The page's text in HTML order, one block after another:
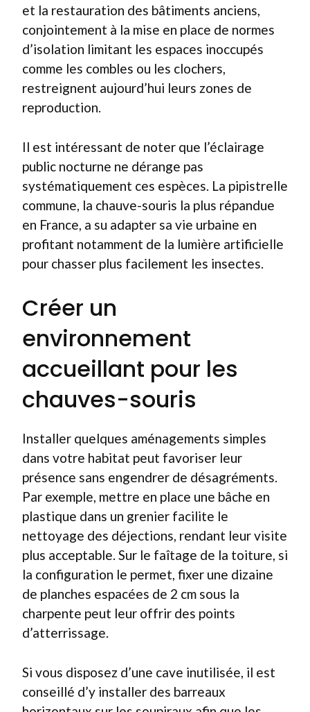
et la restauration des bâtiments anciens,
conjointement à la mise en place de normes
d’isolation limitant les espaces inoccupés
comme les combles ou les clochers,
restreignent aujourd’hui leurs zones de
reproduction.
Il est intéressant de noter que l’éclairage
public nocturne ne dérange pas
systématiquement ces espèces. La pipistrelle
commune, la chauve-souris la plus répandue
en France, a su adapter sa vie urbaine en
profitant notamment de la lumière artificielle
pour chasser plus facilement les insectes.
Créer un
environnement
accueillant pour les
chauves-souris
Installer quelques aménagements simples
dans votre habitat peut favoriser leur
présence sans engendrer de désagréments.
Par exemple, mettre en place une bâche en
plastique dans un grenier facilite le
nettoyage des déjections, rendant leur visite
plus acceptable. Sur le faîtage de la toiture, si
la configuration le permet, fixer une dizaine
de planches espacées de 2 cm sous la
charpente peut leur offrir des points
d’atterrissage.
Si vous disposez d’une cave inutilisée, il est
conseillé d’y installer des barreaux